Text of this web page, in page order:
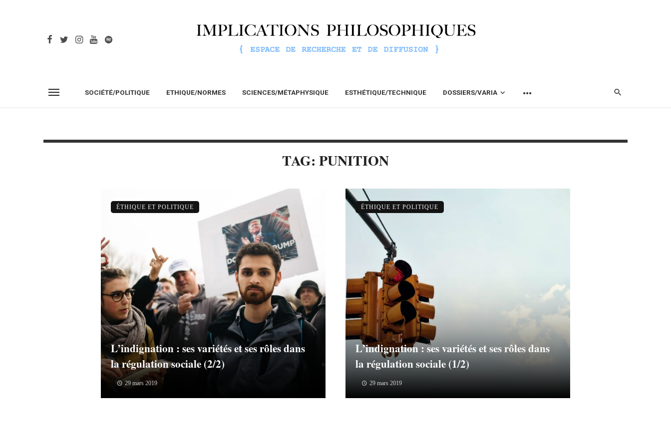
SOCIÉTÉ/POLITIQUE ETHIQUE/NORMES SCIENCES/MÉTAPHYSIQUE ESTHÉTIQUE/TECHNIQUE DOSSIERS/VARIA
TAG: PUNITION
L’indignation : ses variétés et ses rôles dans
la régulation sociale (2/2)
29 mars 2019
ÉTHIQUE ET POLITIQUE
L’indignation : ses variétés et ses rôles dans
la régulation sociale (1/2)
29 mars 2019
ÉTHIQUE ET POLITIQUE